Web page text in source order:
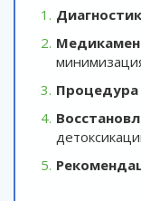
Процедура